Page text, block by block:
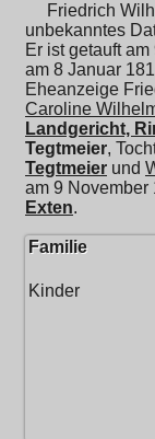
Friedrich
unbekanntes
Er ist getauft
am 8 Januar
Eheanzeige
Caroline
Landgericht,
Tegtmeier,
Tegtmeier und
am 9 November
Exten.
Familie
Kinder